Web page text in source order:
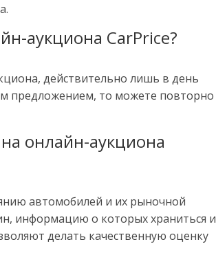
аукциона CarPrice?
действительно лишь в день
предложением, то можете повторно
онлайн-аукциона
автомобилей и их рыночной
информацию о которых храниться и
делать качественную оценку